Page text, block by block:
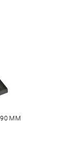
MM